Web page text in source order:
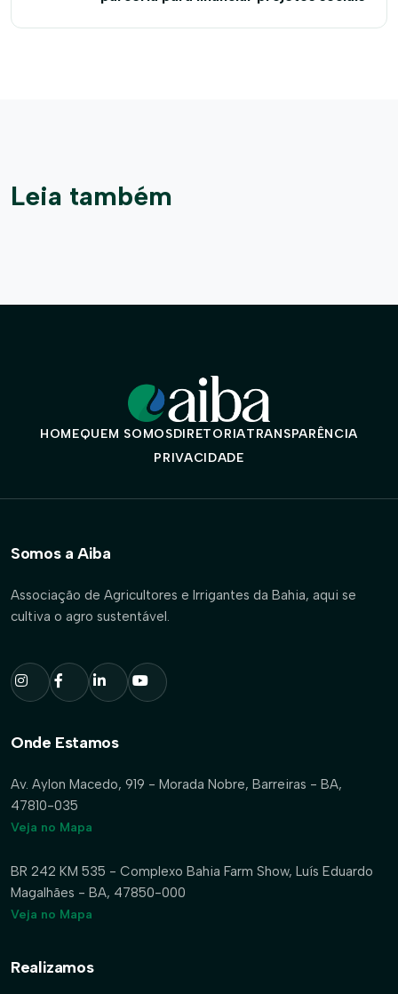
Leia também
HOMEQUEM SOMOSDIRETORIATRANSPARÊNCIA
PRIVACIDADE
Somos a Aiba
Associação de Agricultores e Irrigantes da Bahia, aqui se
cultiva o agro sustentável.
Onde Estamos
Av. Aylon Macedo, 919 - Morada Nobre, Barreiras - BA,
47810-035
Veja no Mapa
BR 242 KM 535 - Complexo Bahia Farm Show, Luís Eduardo
Magalhães - BA, 47850-000
Veja no Mapa
Realizamos